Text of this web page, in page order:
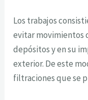
Los trabajos
evitar movimientos
depósitos y en su
exterior. De este
filtraciones que se